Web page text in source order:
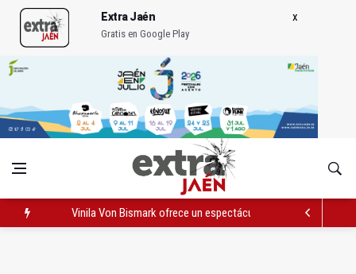
Extra Jaén
Gratis en Google Play
Vinila Von Bismark ofrece un espectáculo "rompedor" en el